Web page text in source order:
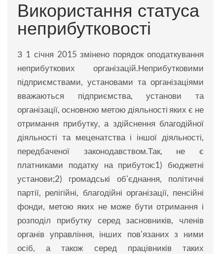
Використання статуса
неприбутковості
З 1 січня 2015 змінено порядок оподаткування
неприбуткових організацій.Неприбутковими
підприємствами, установами та організаціями
вважаються підприємства, установи та
організації, основною метою діяльності яких є не
отримання прибутку, а здійснення благодійної
діяльності та меценатства і іншої діяльності,
передбаченої законодавством.Так, не є
платниками податку на прибуток:1) бюджетні
установи;2) громадські об'єднання, політичні
партії, релігійні, благодійні організації, пенсійні
фонди, метою яких не може бути отримання і
розподіл прибутку серед засновників, членів
органів управління, інших пов'язаних з ними
осіб, а також серед працівників таких